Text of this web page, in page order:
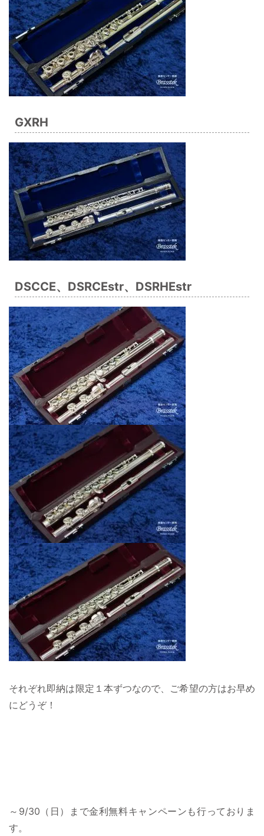
GXRH
DSCCE、DSRCEstr、DSRHEstr
それぞれ即納は限定１本ずつなので、ご希望の方はお早め
にどうぞ！
～9/30（日）まで金利無料キャンペーンも行っておりま
す。